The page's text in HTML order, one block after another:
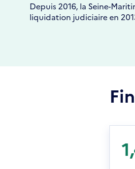
Depuis 2016, la Seine-
liquidation judiciaire en